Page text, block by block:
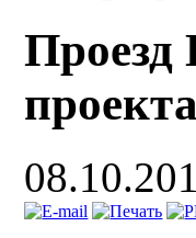
Проезд